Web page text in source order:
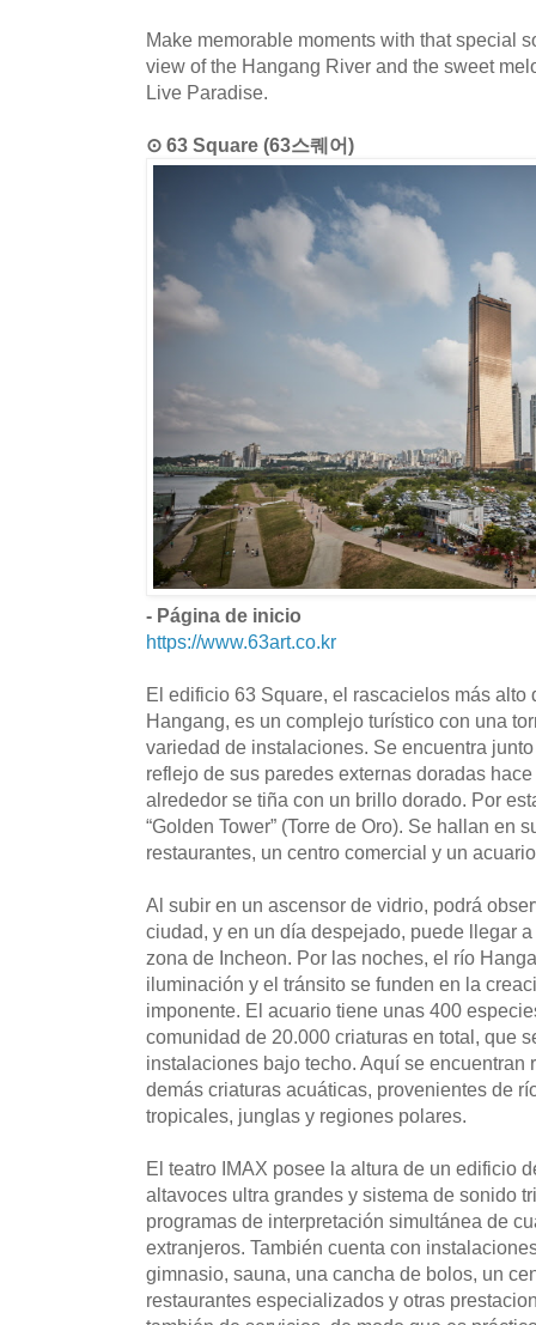
Make memorable moments with that special
view of the Hangang River and the sweet
Live Paradise.
⊙ 63 Square (63스퀘어)
- Página de inicio
https://www.63art.co.kr
El edificio 63 Square, el rascacielos más alto
Hangang, es un complejo turístico con una
variedad de instalaciones. Se encuentra
reflejo de sus paredes externas doradas
alrededor se tiña con un brillo dorado. Por
“Golden Tower” (Torre de Oro). Se hallan en
restaurantes, un centro comercial y un
Al subir en un ascensor de vidrio, podrá
ciudad, y en un día despejado, puede llegar
zona de Incheon. Por las noches, el río
iluminación y el tránsito se funden en la
imponente. El acuario tiene unas 400
comunidad de 20.000 criaturas en total, que
instalaciones bajo techo. Aquí se encuentran
demás criaturas acuáticas, provenientes de
tropicales, junglas y regiones polares.
El teatro IMAX posee la altura de un edificio
altavoces ultra grandes y sistema de sonido
programas de interpretación simultánea de
extranjeros. También cuenta con
gimnasio, sauna, una cancha de bolos, un
restaurantes especializados y otras